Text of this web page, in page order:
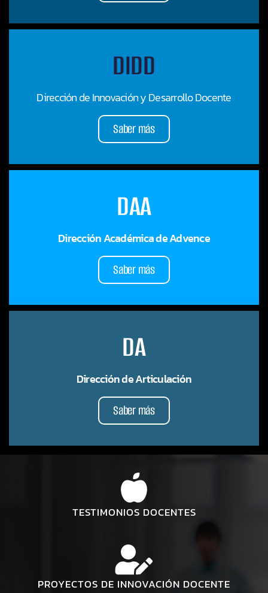
DIDD
Dirección de Innovación y Desarrollo Docente
Saber más
DAA
Dirección Académica de Advence
Saber más
DA
Dirección de Articulación
Saber más
TESTIMONIOS DOCENTES
PROYECTOS DE INNOVACIÓN DOCENTE